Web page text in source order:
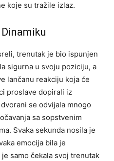
koje su tražile izlaz.
trenutak je bio ispunjen
sigurna u svoju poziciju, a
lančanu reakciju koja će
proslave dopirali iz
se odvijala mnogo
sa sopstvenim
Svaka sekunda nosila je
emocija bila je
samo čekala svoj trenutak